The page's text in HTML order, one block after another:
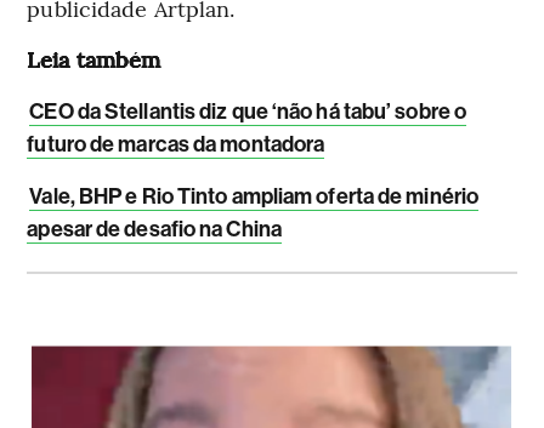
publicidade Artplan.
Leia também
CEO da Stellantis diz que ‘não há tabu’ sobre o
futuro de marcas da montadora
Vale, BHP e Rio Tinto ampliam oferta de minério
apesar de desafio na China